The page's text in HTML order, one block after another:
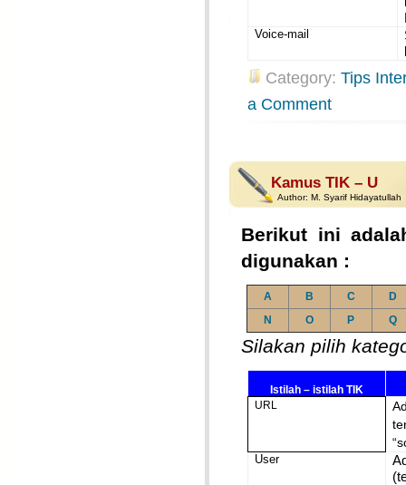
Voice-mail
Category: Tips
a Comment
Kamus TIK – U
Author: M. Syarif Hidayatullah
Berikut ini
digunakan :
A B C
D
N
O P Q
Silakan pilih
Istilah – istilah TIK
URL
User